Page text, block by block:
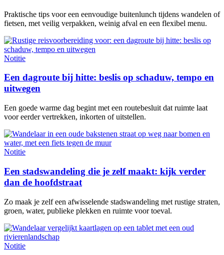
Praktische tips voor een eenvoudige buitenlunch tijdens wandelen of
fietsen, met veilig verpakken, weinig afval en een flexibel menu.
Notitie
Een dagroute bij hitte: beslis op schaduw, tempo en
uitwegen
Een goede warme dag begint met een routebesluit dat ruimte laat
voor eerder vertrekken, inkorten of uitstellen.
Notitie
Een stadswandeling die je zelf maakt: kijk verder
dan de hoofdstraat
Zo maak je zelf een afwisselende stadswandeling met rustige straten,
groen, water, publieke plekken en ruimte voor toeval.
Notitie